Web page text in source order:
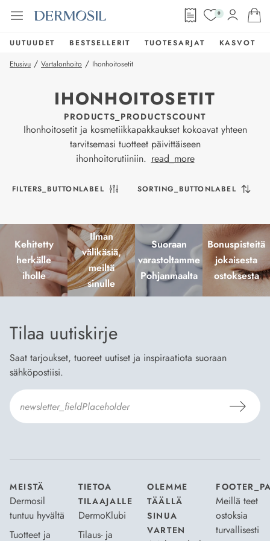
0
UUTUUDET BESTSELLERIT TUOTESARJAT
KASVOT
Etusivu / Vartalonhoito / Ihonhoitosetit
IHONHOITOSETIT
PRODUCTS_PRODUCTSCOUNT
Ihonhoitosetit ja kosmetiikkapakkaukset kokoavat yhteen
tarvitsemasi tuotteet päivittäiseen
ihonhoitorutiiniin. read_more
FILTERS_BUTTONLABEL SORTING_BUTTONLABEL
Kehitetty
herkälle
iholle
Ilman
välikäsiä,
meiltä
sinulle
Suoraan
varastoltamme
Pohjanmaalta
Bonuspisteitä
jokaisesta
ostoksesta
Tilaa uutiskirje
Saat tarjoukset, tuoreet uutiset ja inspiraatiota suoraan
sähköpostiisi.
MEISTÄ
Dermosil
tuntuu hyvältä
Tuotteet ja
TIETOA
TILAAJALLE
DermoKlubi
Tilaus- ja
OLEMME
TÄÄLLÄ
SINUA
VARTEN
Meillä teet
ostoksia
turvallisesti